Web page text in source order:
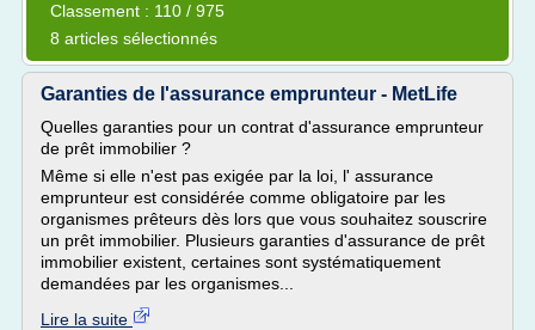
Classement : 110 / 975
8 articles sélectionnés
Garanties de l'assurance emprunteur - MetLife
Quelles garanties pour un contrat d'assurance emprunteur
de prêt immobilier ?
Même si elle n'est pas exigée par la loi, l' assurance
emprunteur est considérée comme obligatoire par les
organismes prêteurs dès lors que vous souhaitez souscrire
un prêt immobilier. Plusieurs garanties d'assurance de prêt
immobilier existent, certaines sont systématiquement
demandées par les organismes...
Lire la suite